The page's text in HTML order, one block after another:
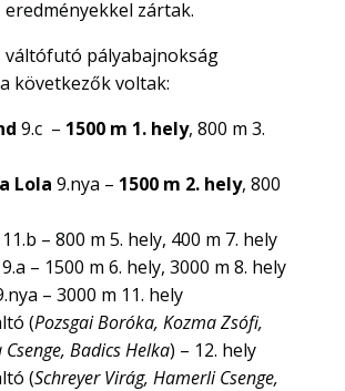
zártak.
váltófutó pályabajnokság
következők voltak:
9.c – 1500 m 1. hely, 800 m 3.
Lola 9.nya – 1500 m 2. hely, 800
– 800 m 5. hely, 400 m 7. hely
– 1500 m 6. hely, 3000 m 8. hely
– 3000 m 11. hely
(Pozsgai Boróka, Kozma Zsófi,
Csenge, Badics Helka) – 12. hely
(Schreyer Virág, Hamerli Csenge,